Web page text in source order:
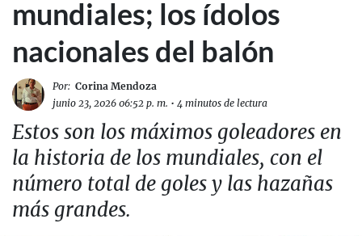
mundiales; los ídolos
nacionales del balón
Por: Corina Mendoza
junio 23, 2026 06:52 p. m. • 4 minutos de lectura
Estos son los máximos goleadores en
la historia de los mundiales, con el
número total de goles y las hazañas
más grandes.